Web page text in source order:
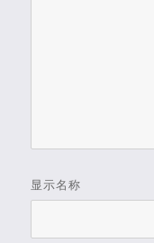
显示名称